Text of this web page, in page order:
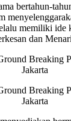
bertahun-
memiliki ide
dan